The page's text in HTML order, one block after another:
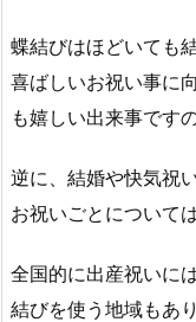
蝶結びはほどいても
喜ばしいお祝い事に
も嬉しい出来事です
逆に、結婚や快気祝
お祝いごとについて
全国的に出産祝いに
結びを使う地域もあり